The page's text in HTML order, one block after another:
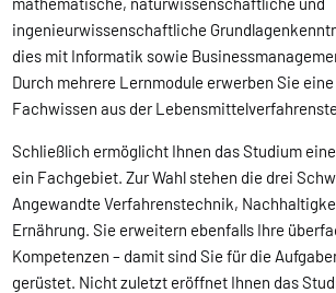
ingenieurwissenschaftliche
dies mit Informatik sowie
Durch mehrere Lernmodule erwerben Sie
Fachwissen aus der
Schließlich ermöglicht Ihnen das Studium
ein Fachgebiet. Zur Wahl stehen die drei
Angewandte Verfahrenstechnik,
Ernährung. Sie erweitern ebenfalls Ihre
Kompetenzen – damit sind Sie für die
gerüstet. Nicht zuletzt eröffnet Ihnen das